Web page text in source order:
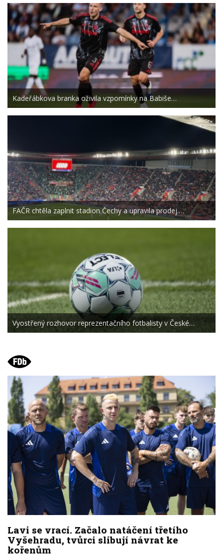
Kadeřábkova branka oživila vzpomínky na Babiše…
FAČR chtěla zaplnit stadion Čechy a upravila prodej.…
Vyostřený rozhovor reprezentačního fotbalisty v České…
Lavi se vrací. Začalo natáčení třetího
Vyšehradu, tvůrci slibují návrat ke
kořenům